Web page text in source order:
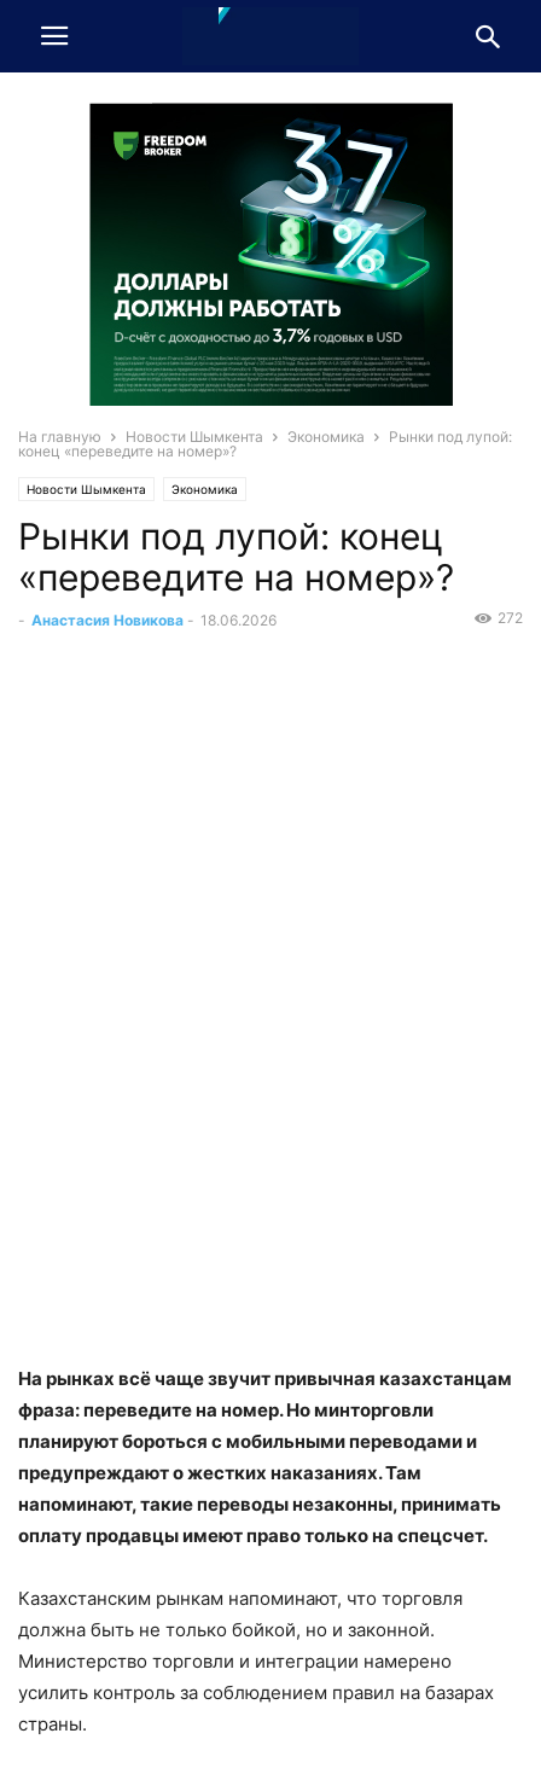
На главную Новости Шымкента Экономика
Рынки под лупой:
конец «переведите на номер»?
Новости Шымкента Экономика
Рынки под лупой: конец
«переведите на номер»?
- Анастасия Новикова - 18.06.2026 272
На рынках всё чаще звучит привычная казахстанцам
фраза: переведите на номер. Но минторговли
планируют бороться с мобильными переводами и
предупреждают о жестких наказаниях. Там
напоминают, такие переводы незаконны, принимать
оплату продавцы имеют право только на спецсчет.
Казахстанским рынкам напоминают, что торговля
должна быть не только бойкой, но и законной.
Министерство торговли и интеграции намерено
усилить контроль за соблюдением правил на базарах
страны.